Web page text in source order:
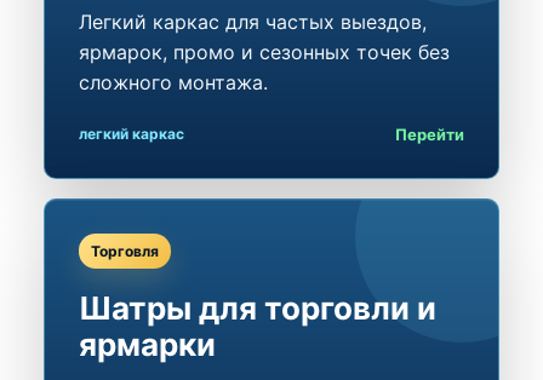
Легкий каркас для частых выездов,
ярмарок, промо и сезонных точек без
сложного монтажа.
легкий каркас Перейти
Торговля
Шатры для торговли и
ярмарки